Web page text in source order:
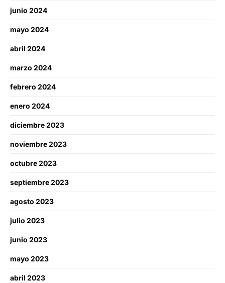
junio 2024
mayo 2024
abril 2024
marzo 2024
febrero 2024
enero 2024
diciembre 2023
noviembre 2023
octubre 2023
septiembre 2023
agosto 2023
julio 2023
junio 2023
mayo 2023
abril 2023